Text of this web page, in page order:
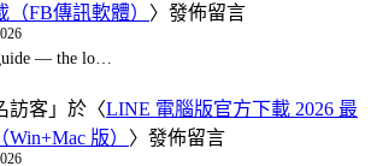
（FB傳訊軟體） 〉發佈留言
— the lo…
訪客 」於〈LINE 電腦版官方下載 2026 最
Win+Mac 版） 〉發佈留言